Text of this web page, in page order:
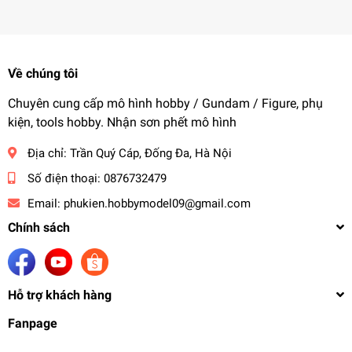
Về chúng tôi
Chuyên cung cấp mô hình hobby / Gundam / Figure, phụ
kiện, tools hobby. Nhận sơn phết mô hình
Địa chỉ: Trần Quý Cáp, Đống Đa, Hà Nội
Số điện thoại: 0876732479
Email: phukien.hobbymodel09@gmail.com
Chính sách
Hỗ trợ khách hàng
Fanpage